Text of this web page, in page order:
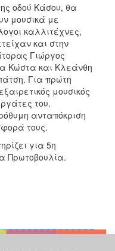
οδού Κάσου, θα
μουσικά με
καλλιτέχνες,
και στην
Γιώργος
Κώστα και Κλεάνθη
Για πρώτη
μουσικός
του.
ανταπόκριση
τους.
για 5η
Πρωτοβουλία.